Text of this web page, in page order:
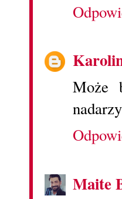
Może
Maite